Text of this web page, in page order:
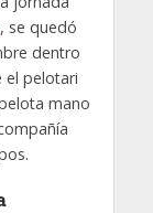
, se quedó
dentro
el pelotari
mano